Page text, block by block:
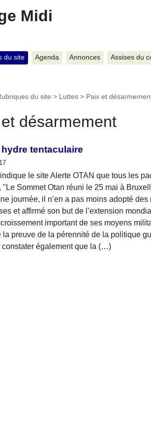
Midi
du site Agenda Annonces Assises du
du site > Luttes > Paix et
désarmement
tentaculaire
le site Alerte OTAN que tous les
"Le Sommet Otan réuni le 25 mai à
journée, il n’en a pas moins adopté
et affirmé son but de l’extension
important de ses moyens
la preuve de la pérennité de la politique
constater également que la (…)